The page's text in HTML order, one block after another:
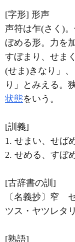
[字形] 形声
声符は乍(さく)
ぼめる形。力を
すぼまり、せま
(せま)きなり」
り」とみえる。
状態をいう。
[訓義]
1. せまい、せば
2. せめる、すぼ
[古辞書の訓]
〔名義抄〕窄
ツス・ヤツレタリ
[熟語]